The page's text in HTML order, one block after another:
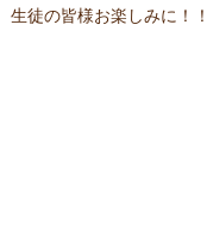
生徒の皆様お楽しみに！！